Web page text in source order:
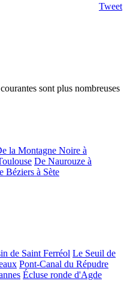
Tweet
sont plus nombreuses
la Montagne Noire à
De Naurouze à
Béziers à Sète
de Saint Ferréol Le Seuil de
Pont-Canal du Répudre
Écluse ronde d'Agde